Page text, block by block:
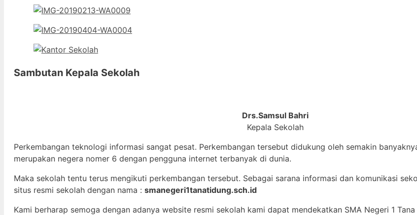
Sambutan Kepala Sekolah
Drs.Samsul Bahri
Kepala Sekolah
Perkembangan teknologi informasi sangat pesat. Perkembangan tersebut didukung oleh semakin
merupakan negera nomer 6 dengan pengguna internet terbanyak di dunia.
Maka sekolah tentu terus mengikuti perkembangan tersebut. Sebagai sarana informasi dan komunikasi
situs resmi sekolah dengan nama : smanegeri1tanatidung.sch.id
Kami berharap semoga dengan adanya website resmi sekolah kami dapat mendekatkan SMA Negeri 1